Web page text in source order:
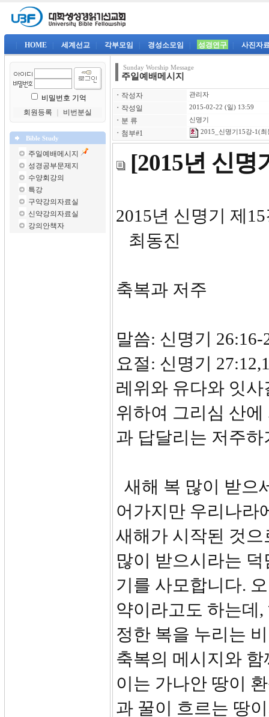
HOME 세계선교 각부모임 경성소모임 성경연구 사진자
비밀번호 기억
회원등록
비번분실
Bible Study
주일예배메시지
성경공부문제지
수양회강의
특강
구약강의자료실
신약강의자료실
강의안책자
Sunday Worship Message
주일예배메시지
ㆍ 작성자 관리자
ㆍ 작성일 2015-02-22 (일) 13:59
ㆍ 분 류 신명기
ㆍ 첨부#1 2015_신명기15강-1(최
[2015년 신명
2015
최동진
축복과 저주
말씀: 신명기 26:16-
요절: 신명기
레위와 유다와 잇
위하여 그리심 산
과 답달리는 저주
새해 복 많이 받으
어가지만 우리나라
새해가 시작된 것
많이 받으시라는
기를 사모합니다.
약이라고도 하는데
정한 복을 누리는
축복의 메시지와
이는 가나안 땅이
과 꿀이 흐르는 땅